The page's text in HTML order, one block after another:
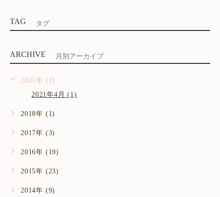
TAG タグ
ARCHIVE 月別アーカイブ
2021年 (1)
2021年4月 (1)
2018年 (1)
2017年 (3)
2016年 (19)
2015年 (23)
2014年 (9)